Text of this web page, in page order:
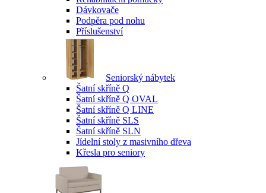
Dávkovače
Podpěra pod nohu
Příslušenství
Seniorský nábytek
Šatní skříně Q
Šatní skříně Q OVAL
Šatní skříně Q LINE
Šatní skříně SLS
Šatní skříně SLN
Jídelní stoly z masivního dřeva
Křesla pro seniory